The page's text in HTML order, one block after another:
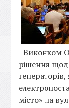
Виконком
рішення
генераторів,
місто» на